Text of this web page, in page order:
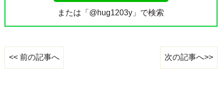
または「@hug1203y」で検索
<< 前の記事へ 次の記事へ>>